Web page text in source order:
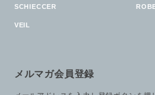
SCHIECCER
VEIL
メルマガ会員登録